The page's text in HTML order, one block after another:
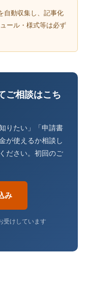
自動収集し、記事化
ール・様式等は必ず
ご相談はこち
りたい」「申請書
が使えるか相談し
ださい。初回のご
み
受けしています